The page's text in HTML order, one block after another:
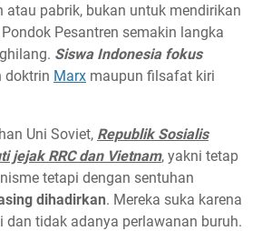
atau pabrik, bukan untuk mendirikan
Pesantren semakin langka
Siswa Indonesia fokus
doktrin Marx maupun filsafat kiri
Uni Soviet, Republik Sosialis
jejak RRC dan Vietnam, yakni tetap
tetapi dengan sentuhan
dihadirkan. Mereka suka karena
dan tidak adanya perlawanan buruh.